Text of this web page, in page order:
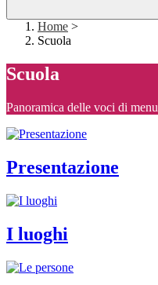
Home >
Scuola
Scuola
Panoramica delle voci di menu
Presentazione
I luoghi